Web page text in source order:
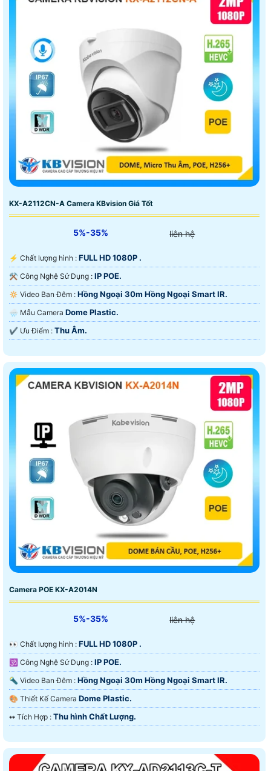
KX-A2112CN-A Camera KBvision Giá Tốt
5%-35% liên hệ
️⚡ Chất lượng hình : FULL HD 1080P .
⚒ Công Nghệ Sử Dụng : IP POE.
🔅 Video Ban Đêm : Hồng Ngoại 30m Hồng Ngoại Smart IR.
🌧️ Mẫu Camera Dome Plastic.
️✔️ Ưu Điểm : Thu Âm.
Camera POE KX-A2014N
5%-35% liên hệ
️👀 Chất lượng hình : FULL HD 1080P .
🕉️ Công Nghệ Sử Dụng : IP POE.
🔦 Video Ban Đêm : Hồng Ngoại 30m Hồng Ngoại Smart IR.
🎨 Thiết Kế Camera Dome Plastic.
️↭ Tích Hợp : Thu hình Chất Lượng.